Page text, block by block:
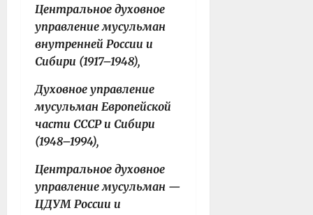
Центральное духовное
управление мусульман
внутренней России и
Сибири (1917–1948),
Духовное управление
мусульман Европейской
части СССР и Сибири
(1948–1994),
Центральное духовное
управление мусульман —
ЦДУМ России и